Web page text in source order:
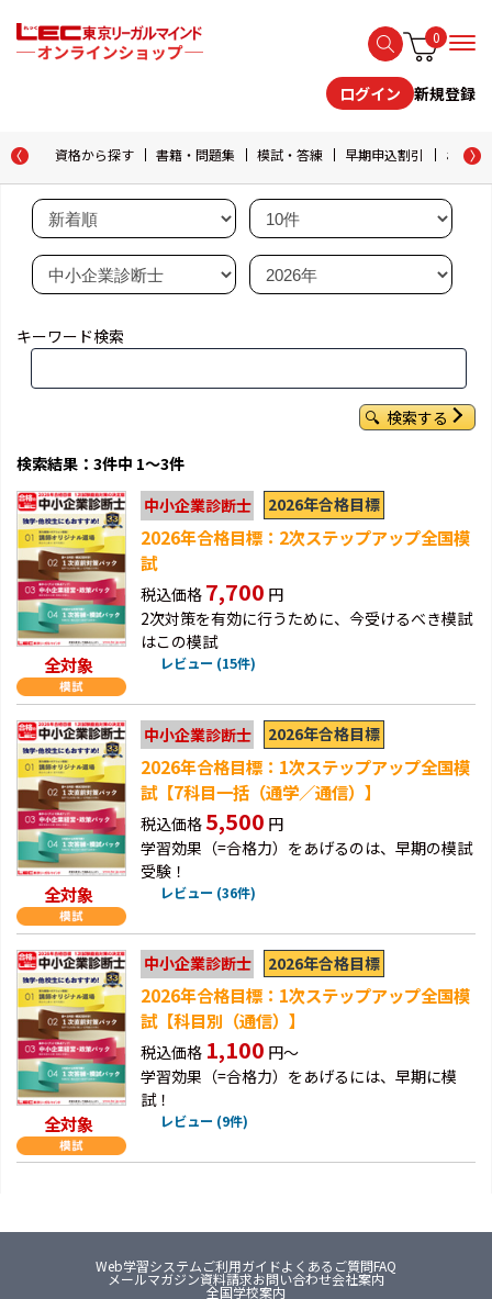
0
ログイン 新規登録
資格から探す 書籍・問題集 模試・答練 早期申込割引 おため
キーワード検索
検索する
検索結果：3件中 1～3件
全対象
中小企業診断士 2026年合格目標
2026年合格目標：2次ステップアップ全国模
試
税込価格 7,700 円
2次対策を有効に行うために、今受けるべき模試
はこの模試
レビュー (15件)
全対象
中小企業診断士 2026年合格目標
2026年合格目標：1次ステップアップ全国模
試【7科目一括（通学／通信）】
税込価格 5,500 円
学習効果（=合格力）をあげるのは、早期の模試
受験！
レビュー (36件)
全対象
中小企業診断士 2026年合格目標
2026年合格目標：1次ステップアップ全国模
試【科目別（通信）】
税込価格 1,100 円～
学習効果（=合格力）をあげるには、早期に模
試！
レビュー (9件)
Web学習システムご利用ガイドよくあるご質問FAQ
メールマガジン資料請求お問い合わせ会社案内
全国学校案内